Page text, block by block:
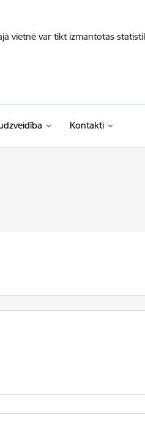
vietnē var tikt izmantotas
Kontakti